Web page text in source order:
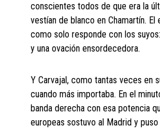
conscientes todos de que era la
vestían de blanco en Chamartín. El
como solo responde con los
y una ovación ensordecedora.
Y Carvajal, como tantas veces en
cuando más importaba. En el
banda derecha con esa potencia
europeas sostuvo al Madrid y